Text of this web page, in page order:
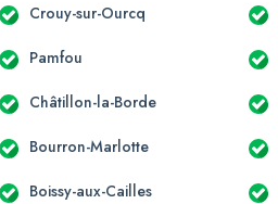
Crouy-sur-Ourcq
Pamfou
Châtillon-la-Borde
Bourron-Marlotte
Boissy-aux-Cailles